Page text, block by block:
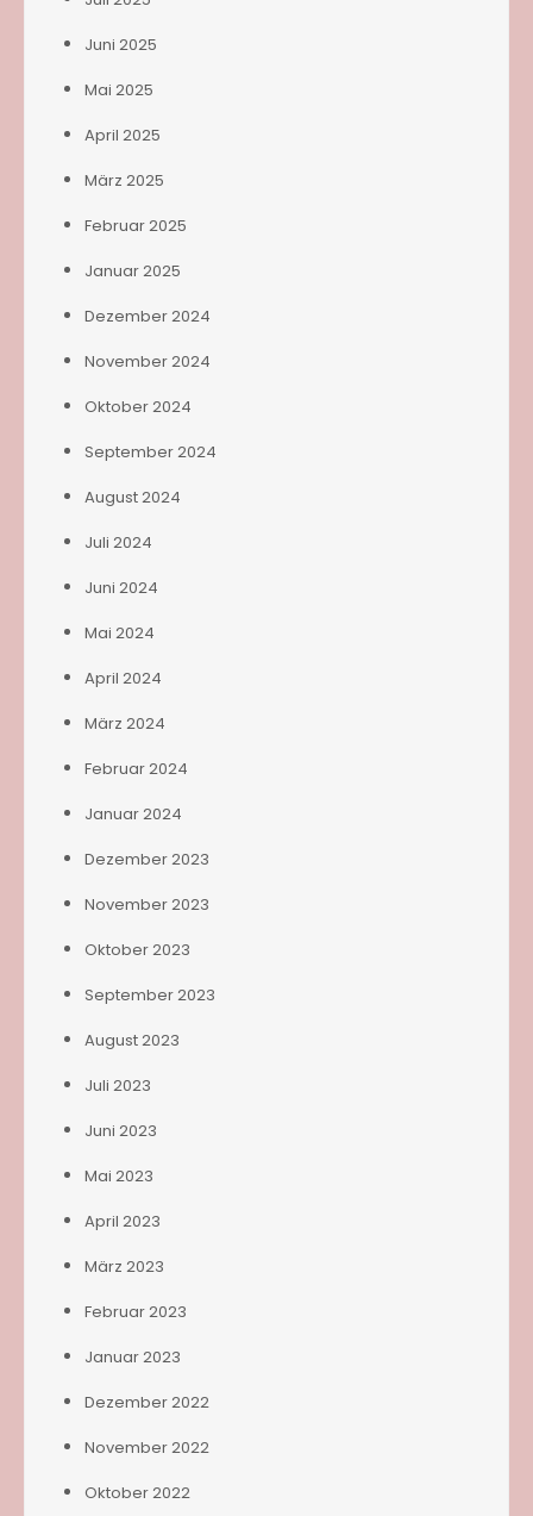
Juni 2025
Mai 2025
April 2025
März 2025
Februar 2025
Januar 2025
Dezember 2024
November 2024
Oktober 2024
September 2024
August 2024
Juli 2024
Juni 2024
Mai 2024
April 2024
März 2024
Februar 2024
Januar 2024
Dezember 2023
November 2023
Oktober 2023
September 2023
August 2023
Juli 2023
Juni 2023
Mai 2023
April 2023
März 2023
Februar 2023
Januar 2023
Dezember 2022
November 2022
Oktober 2022